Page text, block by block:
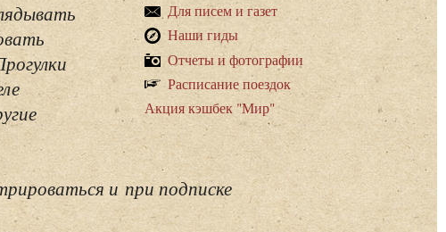
Для писем и газет
Наши гиды
Отчеты и фотографии
Расписание поездок
Акция кэшбек "Мир"
и при подписке